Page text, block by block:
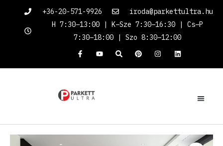
+36-20-571-9926
iroda@parkettultra.hu
H 7:30–13:00 | K–Sze 7:30–16:30 | Cs–P
7:30–18:00 | Szo 8:30–12:00